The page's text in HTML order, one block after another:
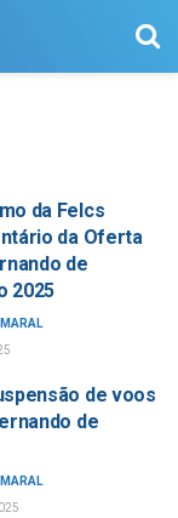
da Felcs
da Oferta
de
2025
de voos
de